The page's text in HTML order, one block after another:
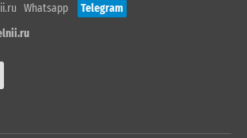
Whatsapp
Telegram